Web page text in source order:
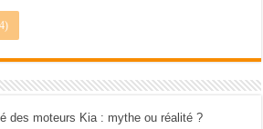
des moteurs Kia : mythe ou réalité ?